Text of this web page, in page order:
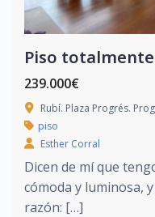
Piso
239.000€
Rubí. Plaza Progrés.
piso
Esther Corral
Dicen de mí que
cómoda y luminosa,
razón: […]